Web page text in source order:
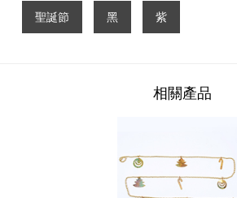
聖誕節 黑 紫
相關產品